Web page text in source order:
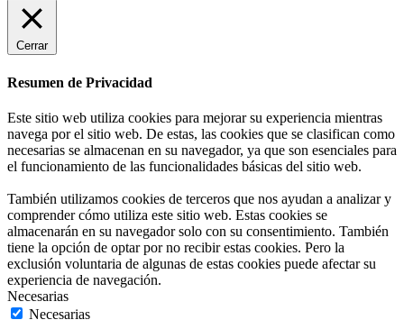
Cerrar
Resumen de Privacidad
Este sitio web utiliza cookies para mejorar su experiencia mientras
navega por el sitio web. De estas, las cookies que se clasifican como
necesarias se almacenan en su navegador, ya que son esenciales para
el funcionamiento de las funcionalidades básicas del sitio web.
También utilizamos cookies de terceros que nos ayudan a analizar y
comprender cómo utiliza este sitio web. Estas cookies se
almacenarán en su navegador solo con su consentimiento. También
tiene la opción de optar por no recibir estas cookies. Pero la
exclusión voluntaria de algunas de estas cookies puede afectar su
experiencia de navegación.
Necesarias
Necesarias